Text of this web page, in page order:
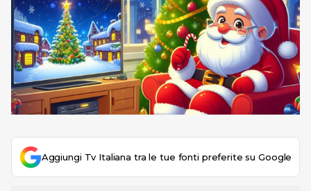
Aggiungi Tv Italiana tra le tue fonti preferite su Google